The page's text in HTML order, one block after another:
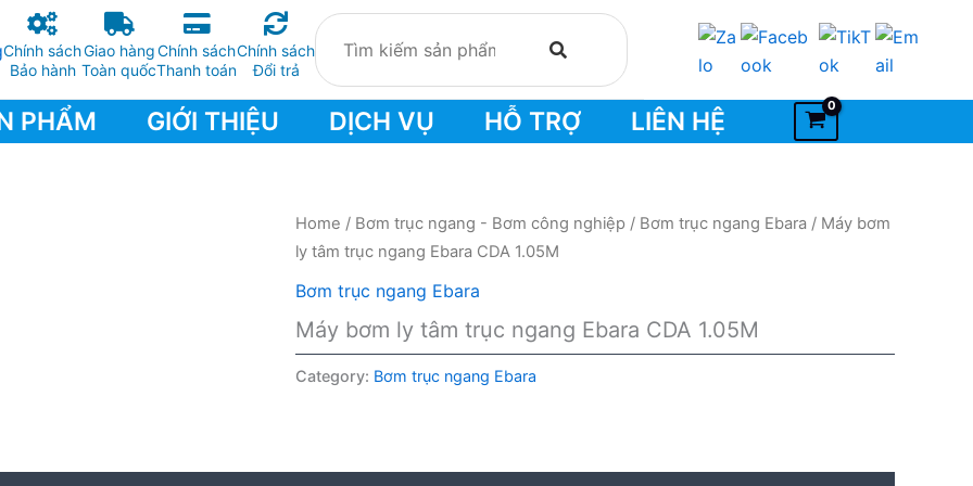
Chính sách
Bảo hành
Giao hàng
Toàn quốc
Chính sách
Thanh toán
Chính sách
Đổi trả
PHẨM GIỚI THIỆU DỊCH VỤ HỖ TRỢ LIÊN HỆ
Home / Bơm trục ngang - Bơm công nghiệp / Bơm trục ngang Ebara / Máy bơm
ly tâm trục ngang Ebara CDA 1.05M
Bơm trục ngang Ebara
Máy bơm ly tâm trục ngang Ebara CDA 1.05M
Category: Bơm trục ngang Ebara